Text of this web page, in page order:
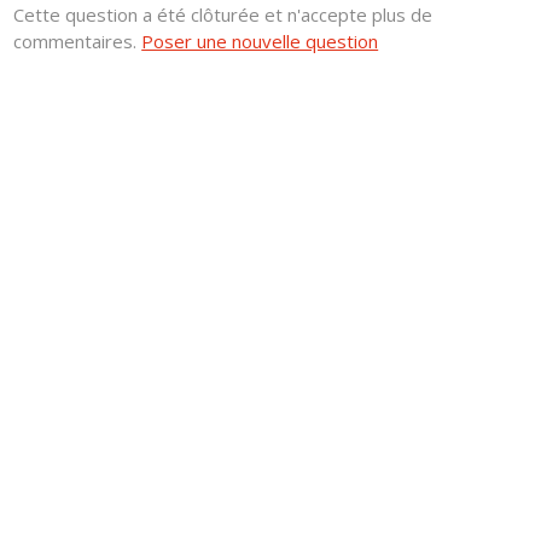
Cette question a été clôturée et n'accepte plus de
commentaires. Poser une nouvelle question